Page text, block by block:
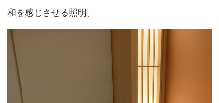
和を感じさせる照明。